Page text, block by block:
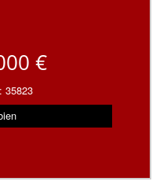
€
35823